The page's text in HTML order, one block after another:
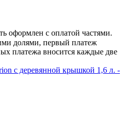
оформлен с оплатой частями.
долями, первый платеж
платежа вносится каждые две
с деревянной крышкой 1,6 л. -